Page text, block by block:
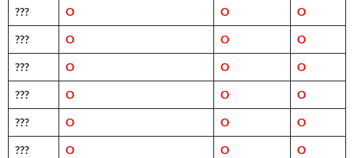
??? O O O
??? O O O
??? O O O
??? O O O
??? O O O
??? O O O